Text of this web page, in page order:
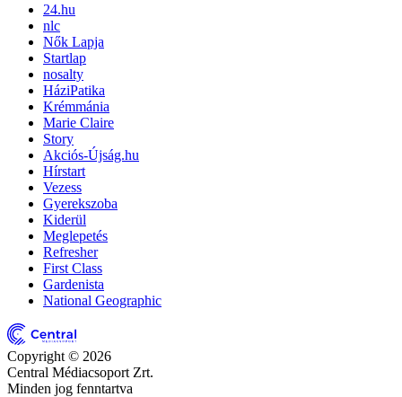
24.hu
nlc
Nők Lapja
Startlap
nosalty
HáziPatika
Krémmánia
Marie Claire
Story
Akciós-Újság.hu
Hírstart
Vezess
Gyerekszoba
Kiderül
Meglepetés
Refresher
First Class
Gardenista
National Geographic
Copyright © 2026
Central Médiacsoport Zrt.
Minden jog fenntartva